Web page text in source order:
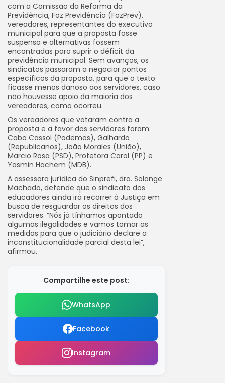
com a Comissão da Reforma da
Previdência, Foz Previdência (FozPrev),
vereadores, representantes do executivo
municipal para que a proposta fosse
suspensa e alternativas fossem
encontradas para suprir o déficit da
previdência municipal. Sem avanços, os
sindicatos passaram a negociar pontos
específicos da proposta, para que o texto
ficasse menos danoso aos servidores, caso
não houvesse apoio da maioria dos
vereadores, como ocorreu.
Os vereadores que votaram contra a
proposta e a favor dos servidores foram:
Cabo Cassol (Podemos), Galhardo
(Republicanos), João Morales (União),
Marcio Rosa (PSD), Protetora Carol (PP) e
Yasmin Hachem (MDB).
A assessora jurídica do Sinprefi, dra. Solange
Machado, defende que o sindicato dos
educadores ainda irá recorrer à Justiça em
busca de resguardar os direitos dos
servidores. “Nós já tínhamos apontado
algumas ilegalidades e vamos tomar as
medidas para que o judiciário declare a
inconstitucionalidade parcial desta lei”,
afirmou.
Compartilhe este post:
WhatsApp
Facebook
Instagram